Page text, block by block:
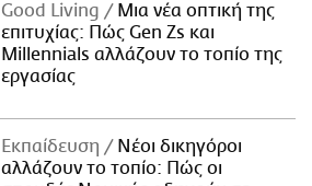
Good Living
Μια νέα οπτική της
επιτυχίας: Πώς Gen Zs και
Millennials αλλάζουν το τοπίο της
εργασίας
Εκπαίδευση
Νέοι δικηγόροι
αλλάζουν το τοπίο: Πώς οι